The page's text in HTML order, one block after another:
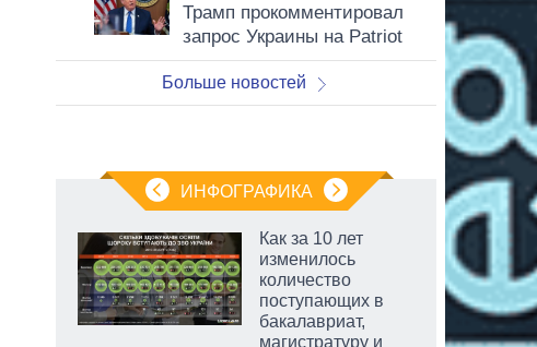
Трамп прокомментировал
запрос Украины на Patriot
Больше новостей
ИНФОГРАФИКА
Как за 10 лет
изменилось
количество
поступающих в
бакалавриат,
магистратуру и